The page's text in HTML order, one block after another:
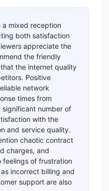
a mixed reception
both satisfaction
appreciate the
the friendly
the internet quality
Positive
network
times from
significant number of
with the
and service quality.
chaotic contract
charges, and
feelings of frustration
incorrect billing and
support are also